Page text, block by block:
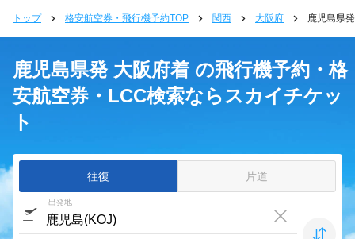
トップ 格安航空券・飛行機予約TOP 関西 大阪府 鹿児島県
鹿児島県発 大阪府着 の飛行機予約・格
安航空券・LCC検索ならスカイチケッ
ト
往復 片道
出発地